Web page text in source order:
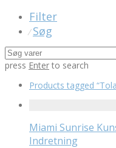
Filter
⁄ Søg
press Enter to search
Products tagged
Miami Sunrise
Indretning